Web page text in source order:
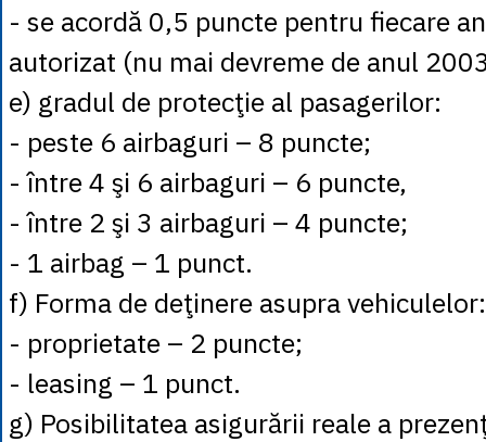
- se acordă 0,5 puncte pentru fiecare
autorizat (nu mai devreme de anul
e) gradul de protecţie al pasagerilor:
- peste 6 airbaguri – 8 puncte;
- între 4 şi 6 airbaguri – 6 puncte,
- între 2 şi 3 airbaguri – 4 puncte;
- 1 airbag – 1 punct.
f) Forma de deţinere asupra vehiculelor:
- proprietate – 2 puncte;
- leasing – 1 punct.
g) Posibilitatea asigurării reale a